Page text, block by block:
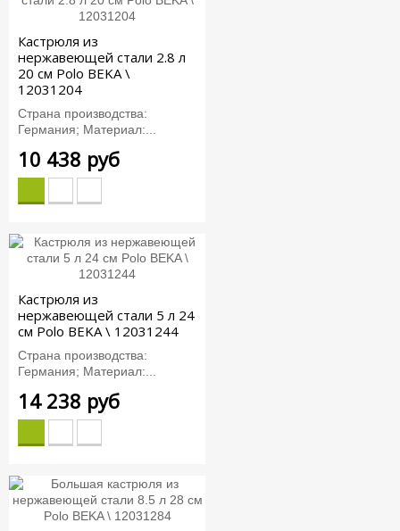
Кастрюля из
нержавеющей стали 2.8 л
20 см Polo BEKA \
12031204
Страна производства:
Германия; Материал:...
10 438 руб
Кастрюля из
нержавеющей стали 5 л 24
см Polo BEKA \ 12031244
Страна производства:
Германия; Материал:...
14 238 руб